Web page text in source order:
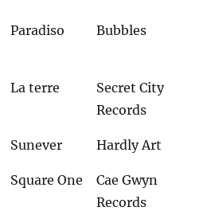
Paradiso Bubbles
La terre
Secret City
Records
Sunever Hardly Art
Square One
Cae Gwyn
Records